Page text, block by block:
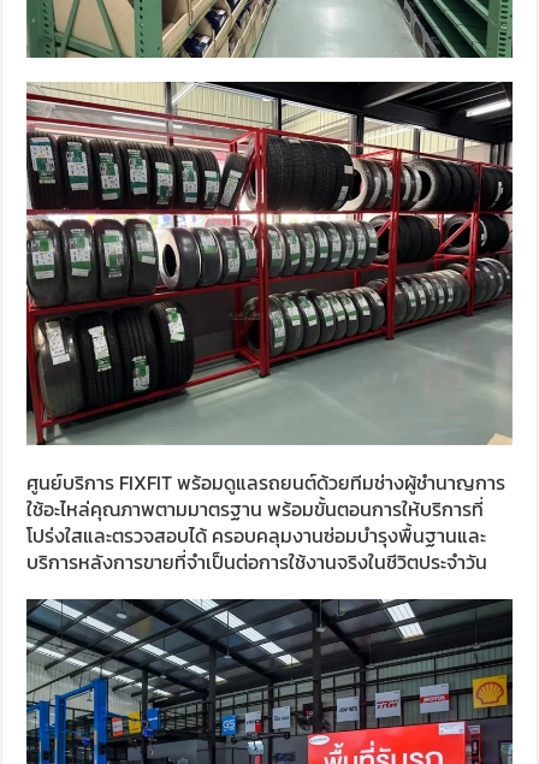
ศูนย์บริการ FIXFIT พร้อมดูแลรถยนต์ด้วยทีมช่างผู้ชำนาญการ
ใช้อะไหล่คุณภาพตามมาตรฐาน พร้อมขั้นตอนการให้บริการที่
โปร่งใสและตรวจสอบได้ ครอบคลุมงานซ่อมบำรุงพื้นฐานและ
บริการหลังการขายที่จำเป็นต่อการใช้งานจริงในชีวิตประจำวัน